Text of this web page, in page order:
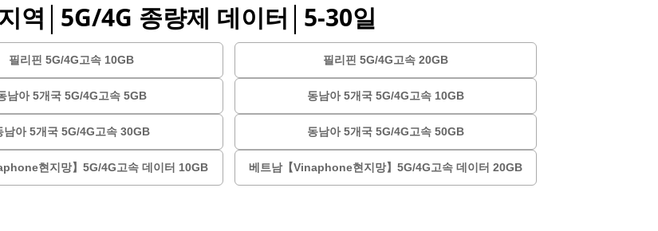
역│5G/4G 종량제 데이터│5-30일
필리핀 5G/4G고속 10GB 필리핀 5G/4G고속 20GB
남아 5개국 5G/4G고속 5GB 동남아 5개국 5G/4G고속 10GB
남아 5개국 5G/4G고속 30GB 동남아 5개국 5G/4G고속 50GB
현지망】5G/4G고속 데이터 10GB 베트남【Vinaphone현지망】5G/4G고속 데이터 20GB